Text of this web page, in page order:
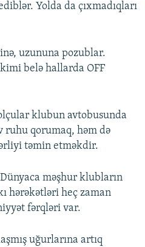
Yolda da çıxmadıqları
uzununa pozublar.
belə hallarda OFF
klubun avtobusunda
qorumaq, həm də
təmin etməkdir.
məşhur klubların
hərəkətləri heç zaman
fərqləri var.
uğurlarına artıq